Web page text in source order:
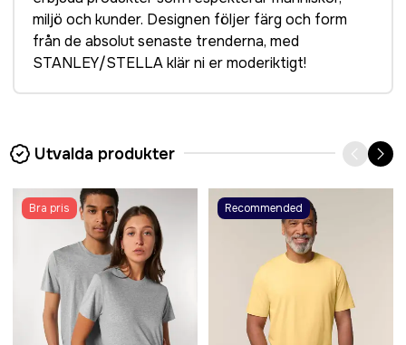
miljö och kunder. Designen följer färg och form
från de absolut senaste trenderna, med
STANLEY/STELLA klär ni er moderiktigt!
Utvalda produkter
Bra pris Recommended